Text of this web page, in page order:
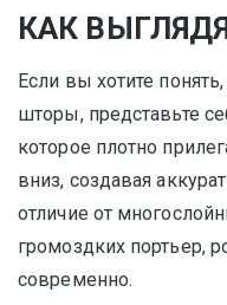
КАК
Если вы хотите
шторы, представьте
которое плотно
вниз, создавая
отличие от
громоздких портьер,
современно.